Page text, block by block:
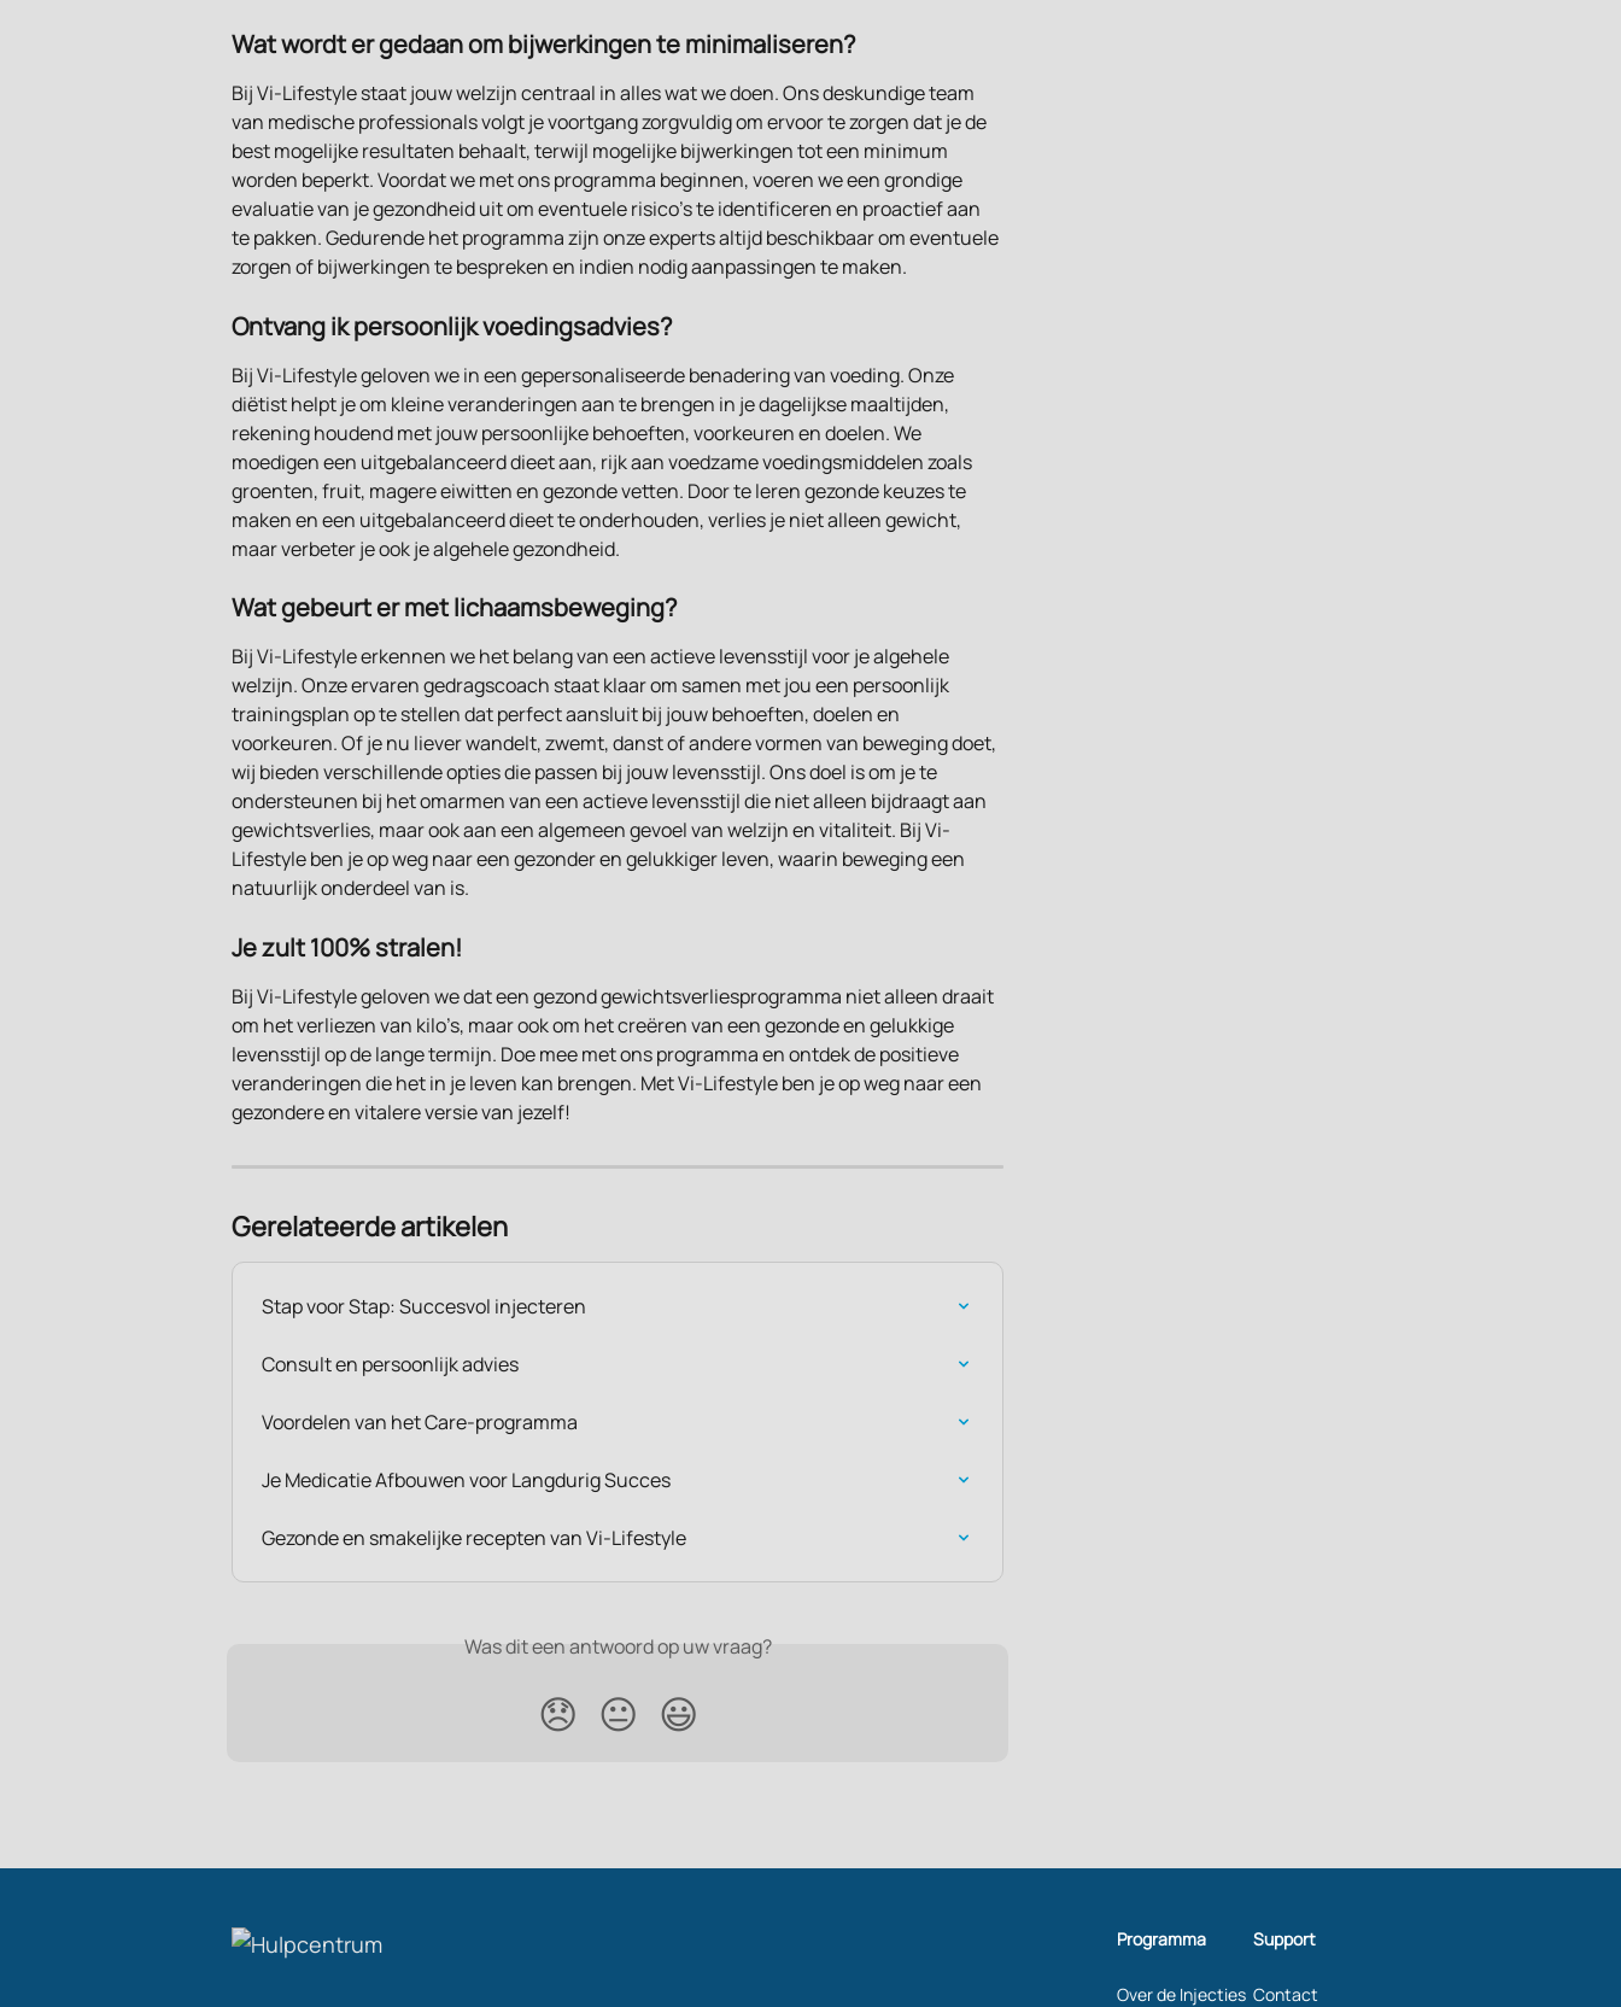
Wat wordt er gedaan om bijwerkingen te minimaliseren?
Bij Vi-Lifestyle staat jouw welzijn centraal in alles wat we doen. Ons deskundige team
van medische professionals volgt je voortgang zorgvuldig om ervoor te zorgen dat je de
best mogelijke resultaten behaalt, terwijl mogelijke bijwerkingen tot een minimum
worden beperkt. Voordat we met ons programma beginnen, voeren we een grondige
evaluatie van je gezondheid uit om eventuele risico’s te identificeren en proactief aan
te pakken. Gedurende het programma zijn onze experts altijd beschikbaar om eventuele
zorgen of bijwerkingen te bespreken en indien nodig aanpassingen te maken.
Ontvang ik persoonlijk voedingsadvies?
Bij Vi-Lifestyle geloven we in een gepersonaliseerde benadering van voeding. Onze
diëtist helpt je om kleine veranderingen aan te brengen in je dagelijkse maaltijden,
rekening houdend met jouw persoonlijke behoeften, voorkeuren en doelen. We
moedigen een uitgebalanceerd dieet aan, rijk aan voedzame voedingsmiddelen zoals
groenten, fruit, magere eiwitten en gezonde vetten. Door te leren gezonde keuzes te
maken en een uitgebalanceerd dieet te onderhouden, verlies je niet alleen gewicht,
maar verbeter je ook je algehele gezondheid.
Wat gebeurt er met lichaamsbeweging?
Bij Vi-Lifestyle erkennen we het belang van een actieve levensstijl voor je algehele
welzijn. Onze ervaren gedragscoach staat klaar om samen met jou een persoonlijk
trainingsplan op te stellen dat perfect aansluit bij jouw behoeften, doelen en
voorkeuren. Of je nu liever wandelt, zwemt, danst of andere vormen van beweging doet,
wij bieden verschillende opties die passen bij jouw levensstijl. Ons doel is om je te
ondersteunen bij het omarmen van een actieve levensstijl die niet alleen bijdraagt aan
gewichtsverlies, maar ook aan een algemeen gevoel van welzijn en vitaliteit. Bij Vi-
Lifestyle ben je op weg naar een gezonder en gelukkiger leven, waarin beweging een
natuurlijk onderdeel van is.
Je zult 100% stralen!
Bij Vi-Lifestyle geloven we dat een gezond gewichtsverliesprogramma niet alleen draait
om het verliezen van kilo’s, maar ook om het creëren van een gezonde en gelukkige
levensstijl op de lange termijn. Doe mee met ons programma en ontdek de positieve
veranderingen die het in je leven kan brengen. Met Vi-Lifestyle ben je op weg naar een
gezondere en vitalere versie van jezelf!
Gerelateerde artikelen
Stap voor Stap: Succesvol injecteren
Consult en persoonlijk advies
Voordelen van het Care-programma
Je Medicatie Afbouwen voor Langdurig Succes
Gezonde en smakelijke recepten van Vi-Lifestyle
Was dit een antwoord op uw vraag?
😞 😐 😃
Programma
Over de Injecties
Support
Contact